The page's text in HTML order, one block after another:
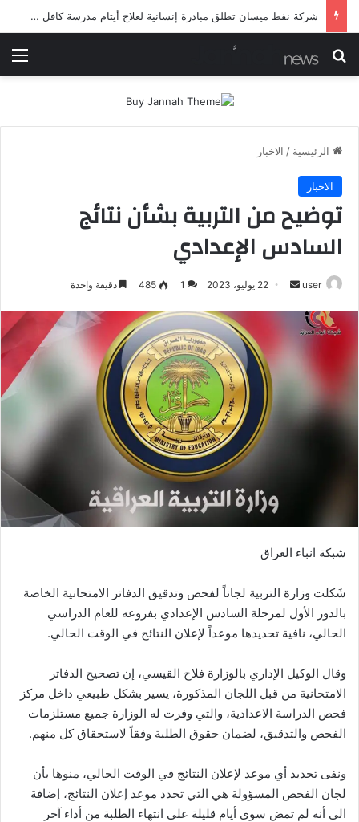
شرطة ميسان تلقي القبض على مطلقي العيارات النارية أثناء تشييع جنائزي في العمارة
بحث عن
الرئيسية / الاخبار
الاخبار
توضيح من التربية بشأن نتائج
السادس الإعدادي
user
أرسل 22 يوليو، 2023 1
485 دقيقة واحدة
شبكة انباء العراق
شَكلت وزارة التربية لجاناً لفحص وتدقيق الدفاتر الامتحانية الخاصة
بالدور الأول لمرحلة السادس الإعدادي بفروعه للعام الدراسي
الحالي، نافية تحديدها موعداً لإعلان النتائج في الوقت الحالي.
وقال الوكيل الإداري بالوزارة فلاح القيسي، إن تصحيح الدفاتر
الامتحانية من قبل اللجان المذكورة، يسير بشكل طبيعي داخل مركز
فحص الدراسة الاعدادية، والتي وفرت له الوزارة جميع مستلزمات
الفحص والتدقيق، لضمان حقوق الطلبة وفقاً لاستحقاق كل منهم.
ونفى تحديد أي موعد لإعلان النتائج في الوقت الحالي، منوها بأن
لجان الفحص المسؤولة هي التي تحدد موعد إعلان النتائج، إضافة
الى أنه لم تمض سوى أيام قليلة على انتهاء الطلبة من أداء آخر